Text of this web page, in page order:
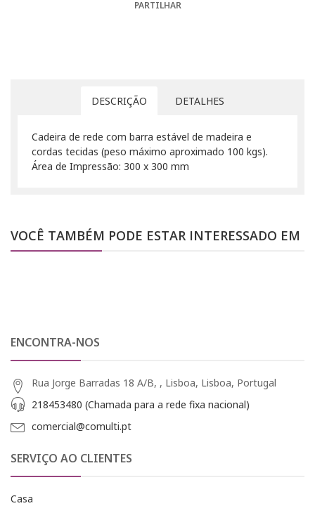
PARTILHAR
DESCRIÇÃO DETALHES
Cadeira de rede com barra estável de madeira e
cordas tecidas (peso máximo aproximado 100 kgs).
Área de Impressão: 300 x 300 mm
VOCÊ TAMBÉM PODE ESTAR INTERESSADO EM
ENCONTRA-NOS
Rua Jorge Barradas 18 A/B, , Lisboa, Lisboa, Portugal
218453480 (Chamada para a rede fixa nacional)
comercial@comulti.pt
SERVIÇO AO CLIENTES
Casa